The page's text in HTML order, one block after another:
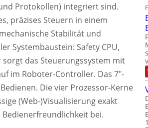
Protokollen) integriert sind.
präzises Steuern in einem
Stabilität und
Systembaustein: Safety CPU,
das Steuerungssystem mit
im Roboter-Controller. Das 7″-
Die vier Prozessor-Kerne
(Web-)Visualisierung exakt
bei.